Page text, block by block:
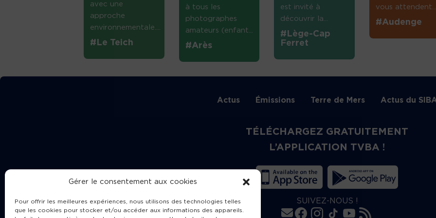
Gérer le consentement aux cookies
Pour offrir les meilleures expériences, nous utilisons des technologies telles
que les cookies pour stocker et/ou accéder aux informations des appareils.
avec une
approche
environnementale....
#Le Teich
à tous les
photographes
amateurs (enfant...
#Arès
est invité à
découvrir la...
#Lège-Cap
Ferret
vous
#Audenge
Actus Émissions Terre de Mers Actus du
TÉLÉCHARGEZ GRATUITEMENT
L’APPLICATION TVBA !
SUIVEZ-NOUS !